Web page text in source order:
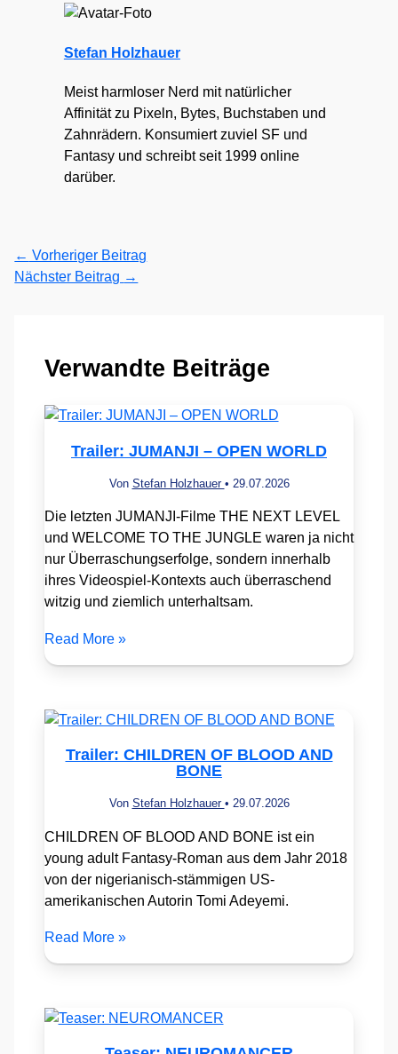
Stefan Holzhauer
Meist harmloser Nerd mit natürlicher
Affinität zu Pixeln, Bytes, Buchstaben und
Zahnrädern. Konsumiert zuviel SF und
Fantasy und schreibt seit 1999 online
darüber.
← Vorheriger Beitrag
Nächster Beitrag →
Verwandte Beiträge
Trailer: JUMANJI – OPEN WORLD
Von Stefan Holzhauer • 29.07.2026
Die letzten JUMANJI-Filme THE NEXT LEVEL
und WELCOME TO THE JUNGLE waren ja nicht
nur Überraschungserfolge, sondern innerhalb
ihres Videospiel-Kontexts auch überraschend
witzig und ziemlich unterhaltsam.
Read More »
Trailer: CHILDREN OF BLOOD AND
BONE
Von Stefan Holzhauer • 29.07.2026
CHILDREN OF BLOOD AND BONE ist ein
young adult Fantasy-Roman aus dem Jahr 2018
von der nigerianisch-stämmigen US-
amerikanischen Autorin Tomi Adeyemi.
Read More »